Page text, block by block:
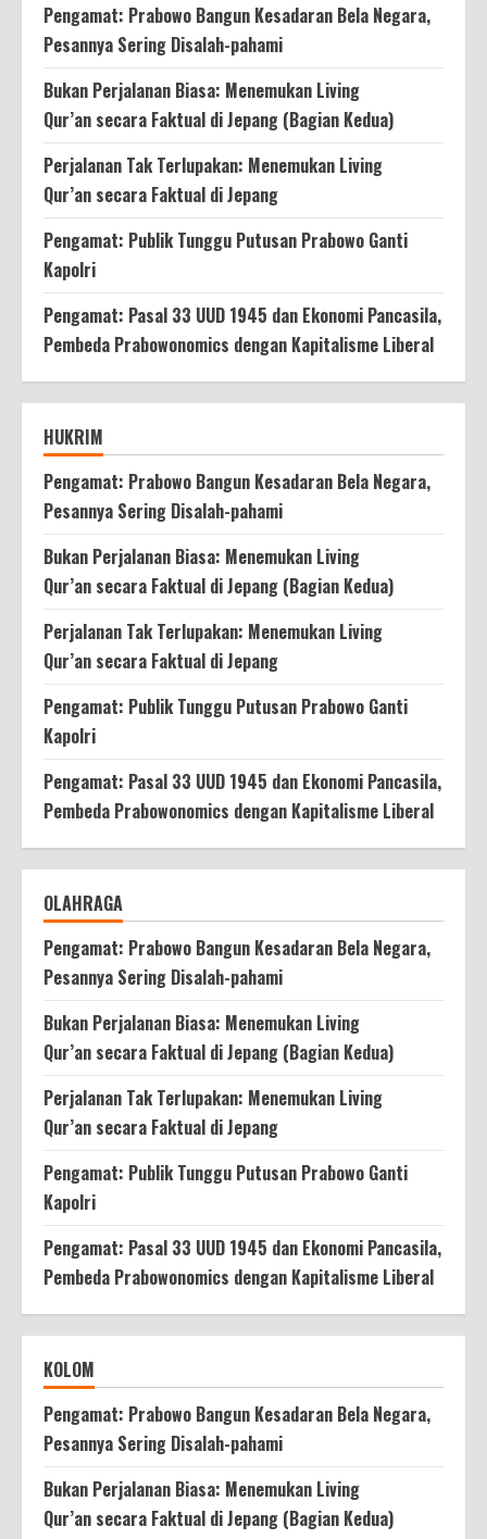
Pengamat: Prabowo Bangun Kesadaran Bela Negara,
Pesannya Sering Disalah-pahami
Bukan Perjalanan Biasa: Menemukan Living
Qur’an secara Faktual di Jepang (Bagian Kedua)
Perjalanan Tak Terlupakan: Menemukan Living
Qur’an secara Faktual di Jepang
Pengamat: Publik Tunggu Putusan Prabowo Ganti
Kapolri
Pengamat: Pasal 33 UUD 1945 dan Ekonomi Pancasila,
Pembeda Prabowonomics dengan Kapitalisme Liberal
HUKRIM
Pengamat: Prabowo Bangun Kesadaran Bela Negara,
Pesannya Sering Disalah-pahami
Bukan Perjalanan Biasa: Menemukan Living
Qur’an secara Faktual di Jepang (Bagian Kedua)
Perjalanan Tak Terlupakan: Menemukan Living
Qur’an secara Faktual di Jepang
Pengamat: Publik Tunggu Putusan Prabowo Ganti
Kapolri
Pengamat: Pasal 33 UUD 1945 dan Ekonomi Pancasila,
Pembeda Prabowonomics dengan Kapitalisme Liberal
OLAHRAGA
Pengamat: Prabowo Bangun Kesadaran Bela Negara,
Pesannya Sering Disalah-pahami
Bukan Perjalanan Biasa: Menemukan Living
Qur’an secara Faktual di Jepang (Bagian Kedua)
Perjalanan Tak Terlupakan: Menemukan Living
Qur’an secara Faktual di Jepang
Pengamat: Publik Tunggu Putusan Prabowo Ganti
Kapolri
Pengamat: Pasal 33 UUD 1945 dan Ekonomi Pancasila,
Pembeda Prabowonomics dengan Kapitalisme Liberal
KOLOM
Pengamat: Prabowo Bangun Kesadaran Bela Negara,
Pesannya Sering Disalah-pahami
Bukan Perjalanan Biasa: Menemukan Living
Qur’an secara Faktual di Jepang (Bagian Kedua)